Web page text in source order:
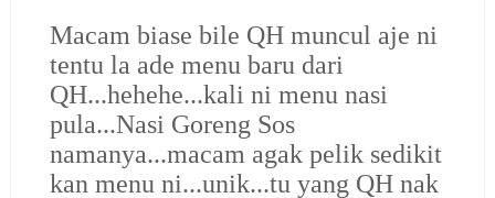
Macam biase bile QH muncul aje ni
tentu la ade menu baru dari
QH...hehehe...kali ni menu nasi
pula...Nasi Goreng Sos
namanya...macam agak pelik sedikit
kan menu ni...unik...tu yang QH nak